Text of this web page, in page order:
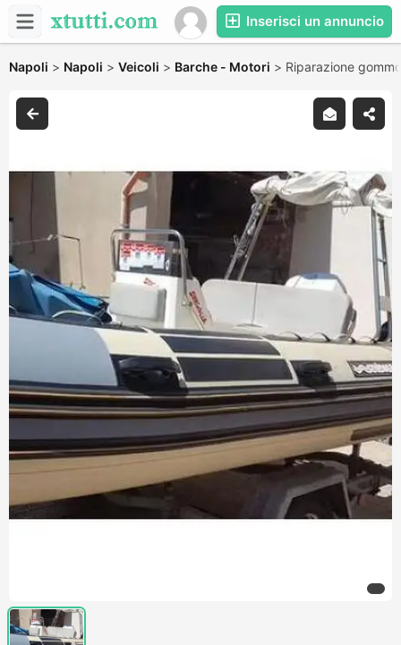
Inserisci un annuncio
Napoli > Napoli > Veicoli > Barche - Motori > Riparazione